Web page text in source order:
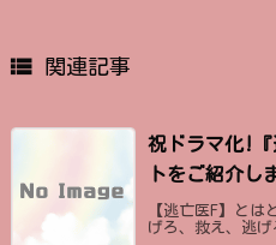
 関連記事
祝ドラマ化!『
トをご紹介し
【逃亡医F】と
げろ、救え、逃